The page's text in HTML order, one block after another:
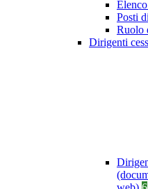
Posti
Ruolo
Dirigenti